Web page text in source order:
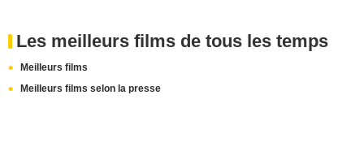
Les meilleurs films de tous les temps
Meilleurs films
Meilleurs films selon la presse